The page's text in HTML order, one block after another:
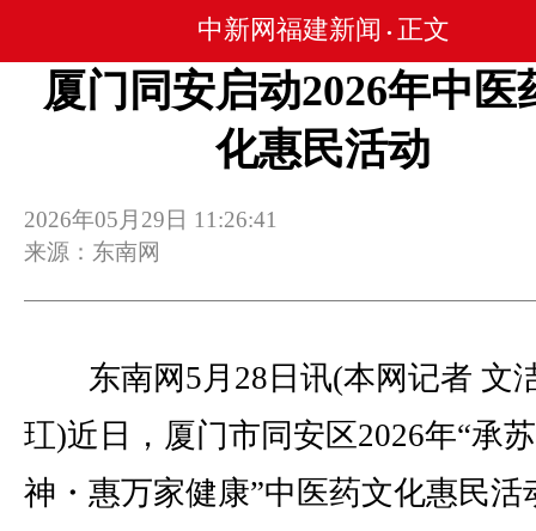
中新网福建新闻 • 正文
厦门同安启动2026年中医
化惠民活动
2026年05月29日 11:26:41
来源：东南网
东南网5月28日讯(本网记者 文
玒)近日，厦门市同安区2026年“承
神・惠万家健康”中医药文化惠民活